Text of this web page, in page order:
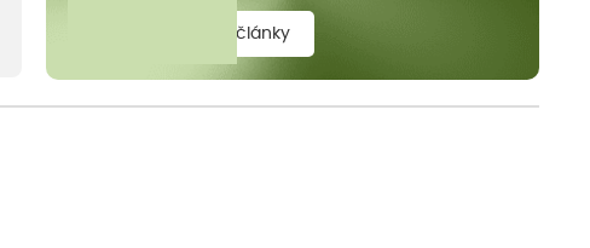
zobrazit všechny články